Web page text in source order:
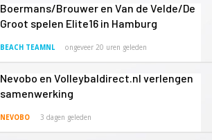
Boermans/Brouwer en Van de Velde/De
Groot spelen Elite16 in Hamburg
BEACH TEAMNL ongeveer 20 uren geleden
Nevobo en Volleybaldirect.nl verlengen
samenwerking
NEVOBO 3 dagen geleden